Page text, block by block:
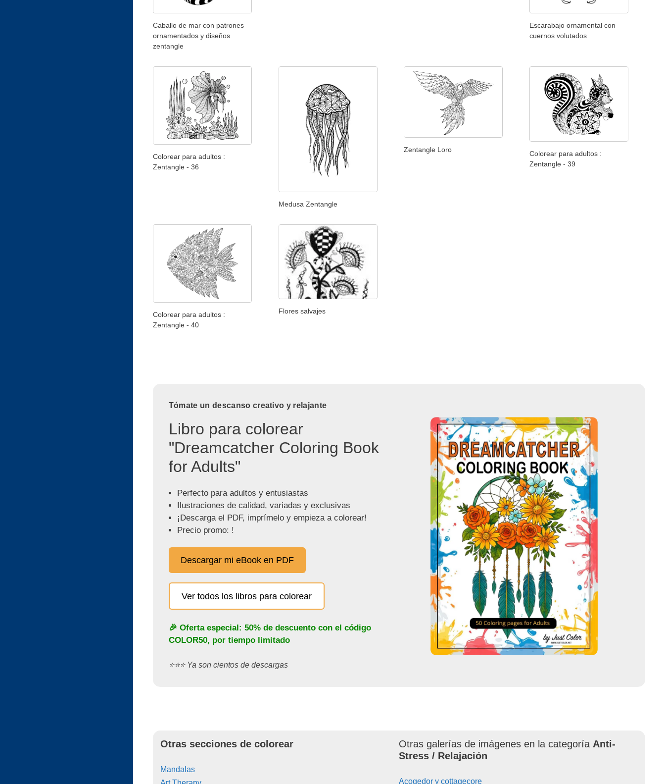
Caballo de mar con patrones
ornamentados y diseños
zentangle
Escarabajo ornamental con
cuernos volutados
Colorear para adultos :
Zentangle - 36
Medusa Zentangle
Zentangle Loro
Colorear para adultos :
Zentangle - 39
Colorear para adultos :
Zentangle - 40
Flores salvajes
Tómate un descanso creativo y relajante
Libro para colorear
"Dreamcatcher Coloring Book
for Adults"
Perfecto para adultos y entusiastas
Ilustraciones de calidad, variadas y exclusivas
¡Descarga el PDF, imprímelo y empieza a colorear!
Precio promo: !
Descargar mi eBook en PDF
Ver todos los libros para colorear
🎉 Oferta especial: 50% de descuento con el código
COLOR50, por tiempo limitado
⭐️⭐️⭐️ Ya son cientos de descargas
Otras secciones de colorear
Mandalas
Otras galerías de imágenes en la categoría Anti-
Stress / Relajación
Acogedor y cottagecore